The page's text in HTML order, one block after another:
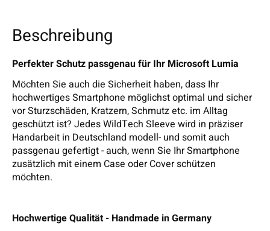
Beschreibung
Perfekter Schutz passgenau für Ihr Microsoft Lumia
Möchten Sie auch die Sicherheit haben, dass Ihr
hochwertiges Smartphone möglichst optimal und sicher
vor Sturzschäden, Kratzern, Schmutz etc. im Alltag
geschützt ist? Jedes WildTech Sleeve wird in präziser
Handarbeit in Deutschland modell- und somit auch
passgenau gefertigt - auch, wenn Sie Ihr Smartphone
zusätzlich mit einem Case oder Cover schützen
möchten.
Hochwertige Qualität - Handmade in Germany